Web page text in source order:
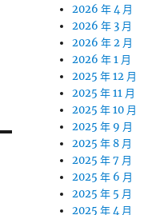
2026 年 4 月
2026 年 3 月
2026 年 2 月
2026 年 1 月
2025 年 12 月
2025 年 11 月
2025 年 10 月
2025 年 9 月
2025 年 8 月
2025 年 7 月
2025 年 6 月
2025 年 5 月
2025 年 4 月